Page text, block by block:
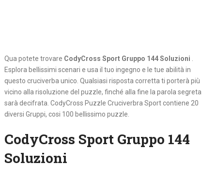
Qua potete trovare CodyCross Sport Gruppo 144 Soluzioni .
Esplora bellissimi scenari e usa il tuo ingegno e le tue abilità in
questo cruciverba unico. Qualsiasi risposta corretta ti porterà più
vicino alla risoluzione del puzzle, finché alla fine la parola segreta
sarà decifrata. CodyCross Puzzle Cruciverbra Sport contiene 20
diversi Gruppi, cosi 100 bellissimo puzzle.
CodyCross Sport Gruppo 144
Soluzioni